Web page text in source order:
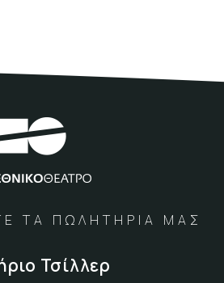
ΤΑ ΠΩΛΗΤΗΡΙΑ ΜΑΣ
Τσίλλερ